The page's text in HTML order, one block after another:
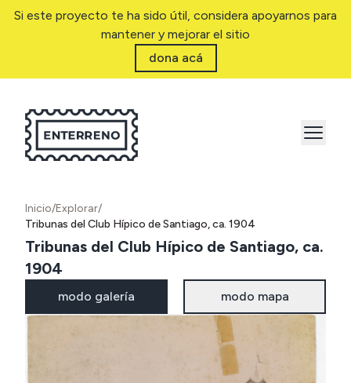
Si este proyecto te ha sido útil, considera apoyarnos para
mantener y mejorar el sitio
dona acá
Inicio/Explorar/
Tribunas del Club Hípico de Santiago, ca. 1904
Tribunas del Club Hípico de Santiago, ca.
1904
modo galería modo mapa